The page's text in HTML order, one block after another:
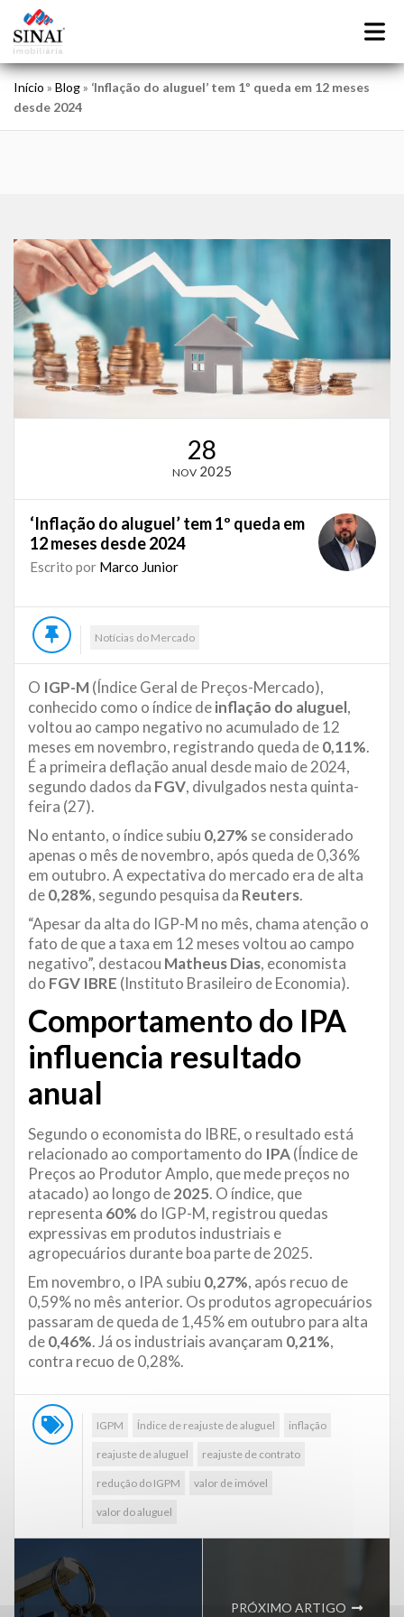
Início » Blog» ‘Inflação do aluguel’ tem 1º queda em 12 meses
desde 2024
28
NOV 2025
‘Inflação do aluguel’ tem 1º queda em
12 meses desde 2024
Escrito por Marco Junior
Notícias do Mercado
O IGP-M(Índice Geral de Preços-Mercado),
conhecido como o índice deinflação do aluguel,
voltou ao campo negativo no acumulado de 12
meses em novembro, registrando queda de0,11%.
É a primeira deflação anual desde maio de 2024,
segundo dados da FGV, divulgados nesta quinta-
feira (27).
No entanto, o índice subiu 0,27% se considerado
apenas o mês de novembro, após queda de 0,36%
em outubro. A expectativa do mercado era de alta
de0,28%, segundo pesquisa da Reuters.
“Apesar da alta do IGP-M no mês, chama atenção o
fato de que a taxa em 12 meses voltou ao campo
negativo”, destacou Matheus Dias, economista
do FGV IBRE (Instituto Brasileiro de Economia).
Comportamento do IPA
influencia resultado
anual
Segundo o economista do IBRE, o resultado está
relacionado ao comportamento do IPA(Índice de
Preços ao Produtor Amplo, que mede preços no
atacado) ao longo de2025. O índice, que
representa 60% do IGP-M, registrou quedas
expressivas em produtos industriais e
agropecuários durante boa parte de 2025.
Em novembro, o IPA subiu 0,27%, após recuo de
0,59% no mês anterior. Os produtos agropecuários
passaram de queda de 1,45% em outubro para alta
de0,46%. Já os industriais avançaram 0,21%,
contra recuo de 0,28%.
IGPM Índice de reajuste de aluguel inflação
reajuste de aluguel reajuste de contrato
redução do IGPM valor de imóvel
valor do aluguel
PRÓXIMO ARTIGO